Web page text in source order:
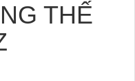
THẾ